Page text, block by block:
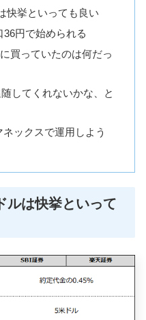
快挙といっても良い
円で始められる
買っていたのは何だっ
してくれないかな、と
ックスで運用しよう
ルは快挙といって